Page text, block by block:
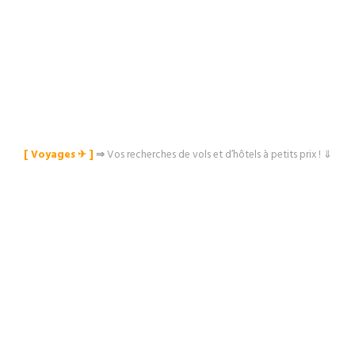
[ Voyages ✈︎ ]⇒Vos recherches de vols et d’hôtels à petits prix ! ⇓